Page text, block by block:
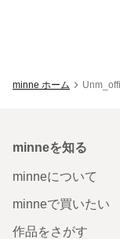
minne ホーム
minneを知る
minneについて
minneで買いたい
作品をさがす